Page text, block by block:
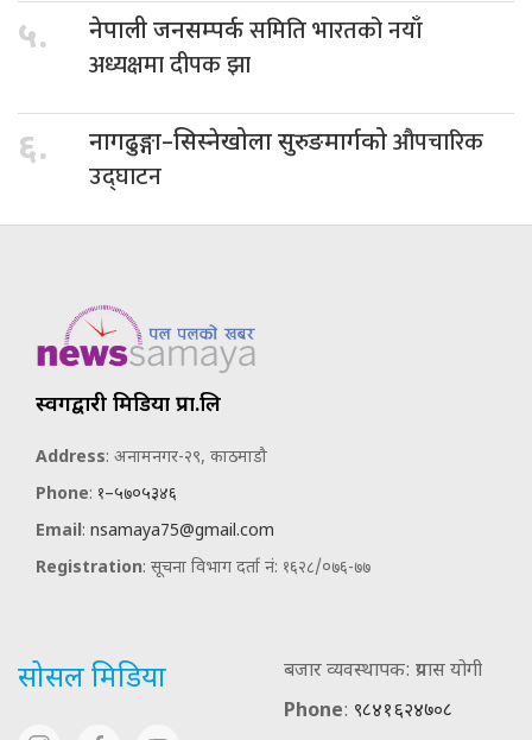
५. नेपाली जनसम्पर्कसमिति भारतको नयाँ
अध्यक्षमा दीपक झा
६. नागढुङ्गा–सिस्नेखोला सुरुङमार्गकोऔपचारिक
उद्घाटन
स्वर्गद्वारी मिडिया प्रा.लि
Address: अनामनगर-२९, काठमाडौ
Phone: १–५७०५३४६
Email: nsamaya75@gmail.com
Registration: सूचना विभाग दर्ता नं: १६२८/०७६-७७
सोसल मिडिया
बजार व्यवस्थापक: प्रयास योगी
Phone: ९८४१६२४७०८